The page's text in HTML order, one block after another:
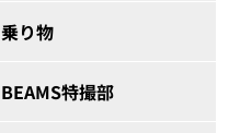
乗り物
BEAMS特撮部